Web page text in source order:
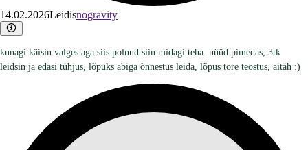
14.02.2026Leidisnogravity
kunagi käisin valges aga siis polnud siin midagi teha. nüüd pimedas, 3tk
leidsin ja edasi tühjus, lõpuks abiga õnnestus leida, lõpus tore teostus, aitäh :)